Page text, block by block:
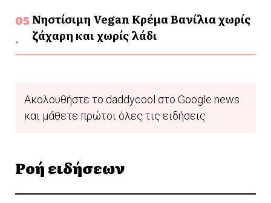
Νηστίσιμη Vegan Κρέμα Βανίλια χωρίς
ζάχαρη και χωρίς λάδι
Ακολουθήστε το daddycool στο Google news
και μάθετε πρώτοι όλες τις ειδήσεις
Ροή ειδήσεων